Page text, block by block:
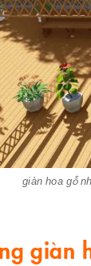
giàn hoa gỗ
giàn